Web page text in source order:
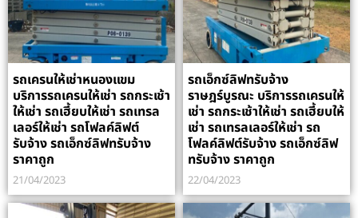
รถเครนให้เช่าหนองแขม
บริการรถเครนให้เช่า รถกระเช้า
ให้เช่า รถเฮี้ยบให้เช่า รถเทรล
เลอร์ให้เช่า รถโฟลค์ลิฟต์
รับจ้าง รถเอ็กซ์ลิฟทรับจ้าง
ราคาถูก
21/04/2023
รถเอ็กซ์ลิฟทรับจ้าง
ราษฎร์บูรณะ บริการรถเครนให้
เช่า รถกระเช้าให้เช่า รถเฮี้ยบให้
เช่า รถเทรลเลอร์ให้เช่า รถ
โฟลค์ลิฟต์รับจ้าง รถเอ็กซ์ลิฟ
ทรับจ้าง ราคาถูก
22/04/2023